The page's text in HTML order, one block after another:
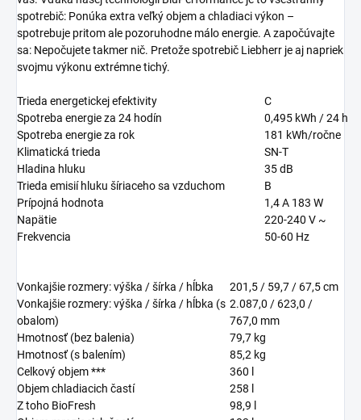
spotrebič: Ponúka extra veľký objem a chladiaci výkon –
spotrebuje pritom ale pozoruhodne málo energie. A započúvajte
sa: Nepočujete takmer nič. Pretože spotrebič Liebherr je aj napriek
svojmu výkonu extrémne tichý.
Trieda energetickej efektivity
C
Spotreba energie za 24 hodín
0,495 kWh / 24 h
Spotreba energie za rok
181 kWh/ročne
Klimatická trieda
SN-T
Hladina hluku
35dB
Trieda emisií hluku šíriaceho sa vzduchom
B
Prípojná hodnota
1,4 A 183 W
Napätie
220-240 V ~
Frekvencia
50-60 Hz
Vonkajšie rozmery: výška / šírka / hĺbka 201,5 / 59,7 / 67,5cm
Vonkajšie rozmery: výška / šírka / hĺbka (s
obalom)
2.087,0 / 623,0 /
767,0 mm
Hmotnosť (bez balenia)
79,7 kg
Hmotnosť (s balením)
85,2 kg
Celkový objem ***
360 l
Objem chladiacich častí
258 l
Z toho BioFresh
98,9 l